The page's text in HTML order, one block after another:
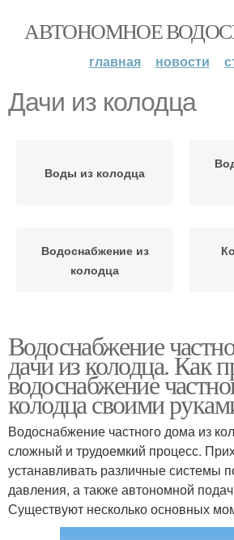
АВТОНОМНОЕ
главная новости
Дачи из колодца
Воды из колодца
Водоснабжение из
колодца
Водоснабжение
дачи из колодца. Как
водоснабжение
колодца своими
Водоснабжение частного дома из
сложный и трудоемкий процесс.
устанавливать различные системы
давления, а также автономной
Существуют несколько основных